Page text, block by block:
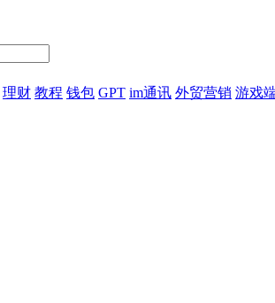
理财 教程 钱包 GPT im通讯 外贸营销 游戏